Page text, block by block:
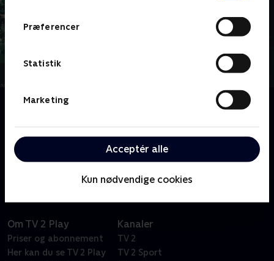
Præferencer
Statistik
Marketing
Acceptér alle
Kun nødvendige cookies
Om FBI
tekniske ekspertise på vigtige sager for at holde New
York og resten af landet sikkert.
Om TV 2 Play
Priser og abonnement
Her kan du se TV 2 Play
Kanaler
TV 2
TV 2 Sport